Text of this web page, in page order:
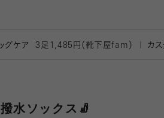
グケア 3 足1,485円（靴下屋fam） カ
水ソックス🧦